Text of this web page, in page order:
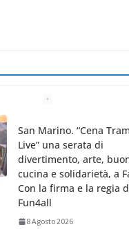
Gli atleti della
San Marino all’European
Junior 2026 di Skopje
8 Agosto 2026
L’arte perde uno dei suoi